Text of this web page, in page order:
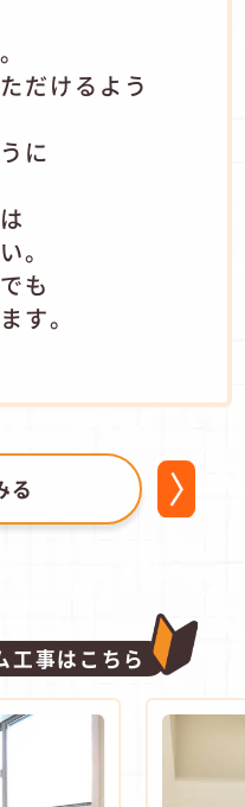
だけるよう
に
。
も
す。
る
工事はこちら